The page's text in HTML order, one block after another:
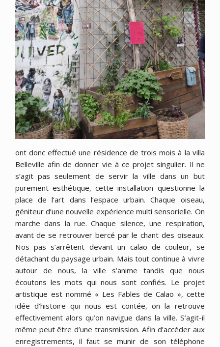
ont donc effectué une résidence de trois mois à la villa
Belleville afin de donner vie à ce projet singulier. Il ne
s’agit pas seulement de servir la ville dans un but
purement esthétique, cette installation questionne la
place de l’art dans l’espace urbain. Chaque oiseau,
géniteur d’une nouvelle expérience multi sensorielle. On
marche dans la rue. Chaque silence, une respiration,
avant de se retrouver bercé par le chant des oiseaux.
Nos pas s’arrêtent devant un calao de couleur, se
détachant du paysage urbain. Mais tout continue à vivre
autour de nous, la ville s’anime tandis que nous
écoutons les mots qui nous sont confiés. Le projet
artistique est nommé « Les Fables de Calao », cette
idée d’histoire qui nous est contée, on la retrouve
effectivement alors qu’on navigue dans la ville. S’agit-il
même peut être d’une transmission. Afin d’accéder aux
enregistrements, il faut se munir de son téléphone